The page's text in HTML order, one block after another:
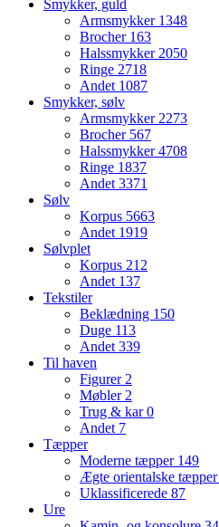
Smykker, guld
Armsmykker 1348
Brocher 163
Halssmykker2050
Ringe 2718
Andet 1087
Smykker, sølv
Armsmykker2273
Brocher 567
Halssmykker4708
Ringe 1837
Andet3371
Sølv
Korpus 5663
Andet 1919
Sølvplet
Korpus 212
Andet 137
Tekstiler
Beklædning 150
Duge 113
Andet339
Til haven
Figurer2
Møbler2
Trug & kar0
Andet 7
Tæpper
Moderne tæpper 149
Ægte orientalske tæpper
Uklassificerede 87
Ure